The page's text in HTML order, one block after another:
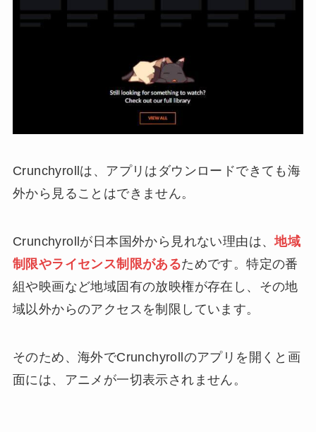
Crunchyrollは、アプリはダウンロードできても海
外から見ることはできません。
Crunchyrollが日本国外から見れない理由は、地域
制限やライセンス制限があるためです。特定の番
組や映画など地域固有の放映権が存在し、その地
域以外からのアクセスを制限しています。
そのため、海外でCrunchyrollのアプリを開くと画
面には、アニメが一切表示されません。